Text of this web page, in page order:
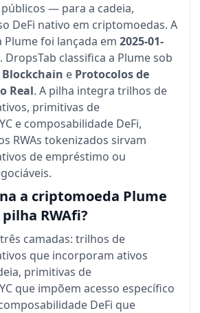
— para a cadeia,
DeFi nativo em criptomoedas. A
foi lançada em 2025-01-
. DropsTab classifica a Plume sob
Blockchain e Protocolos de
Real. A pilha integra trilhos de
primitivas de
e composabilidade DeFi,
RWAs tokenizados sirvam
de empréstimo ou
a criptomoeda Plume
RWAfi?
camadas: trilhos de
que incorporam ativos
primitivas de
que impõem acesso específico
DeFi que